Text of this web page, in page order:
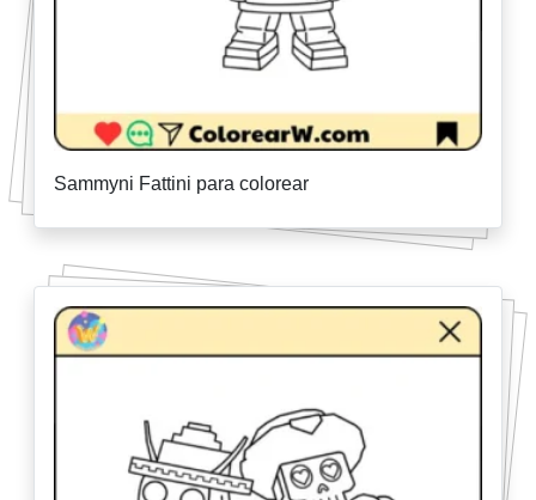
Sammyni Fattini para colorear